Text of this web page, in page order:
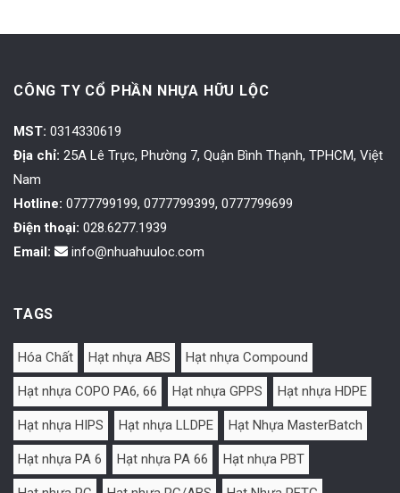
CÔNG TY CỔ PHẦN NHỰA HỮU LỘC
MST: 0314330619
Địa chỉ: 25A Lê Trực, Phường 7, Quận Bình Thạnh, TPHCM, Việt
Nam
Hotline: 0777799199, 0777799399, 0777799699
Điện thoại: 028.6277.1939
Email:
info@nhuahuuloc.com
TAGS
Hóa Chất Hạt nhựa ABS Hạt nhựa Compound
Hạt nhựa COPO PA6, 66 Hạt nhựa GPPS Hạt nhựa HDPE
Hạt nhựa HIPS Hạt nhựa LLDPE Hạt Nhựa MasterBatch
Hạt nhựa PA 6 Hạt nhựa PA 66 Hạt nhựa PBT